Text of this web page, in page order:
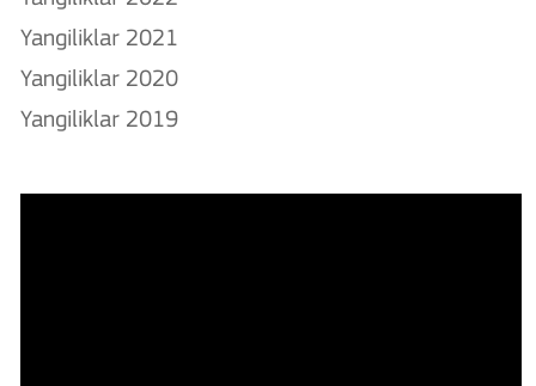
Yangiliklar 2021
Yangiliklar 2020
Yangiliklar 2019